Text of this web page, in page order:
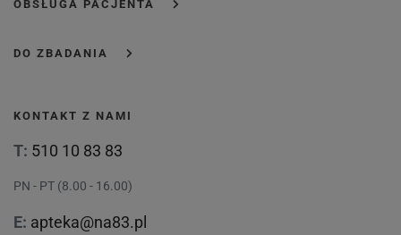
OBSŁUGA PACJENTA
DO ZBADANIA
KONTAKT Z NAMI
T: 510 10 83 83
PN - PT (8.00 - 16.00)
E: apteka@na83.pl